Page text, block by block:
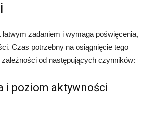
zadaniem i wymaga poświęcenia,
Czas potrzebny na osiągnięcie tego
od następujących czynników:
i poziom aktywności